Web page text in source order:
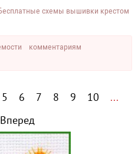
схемы вышивки крестом
комментариям
5 6 7 8 9 10
...
Вперед